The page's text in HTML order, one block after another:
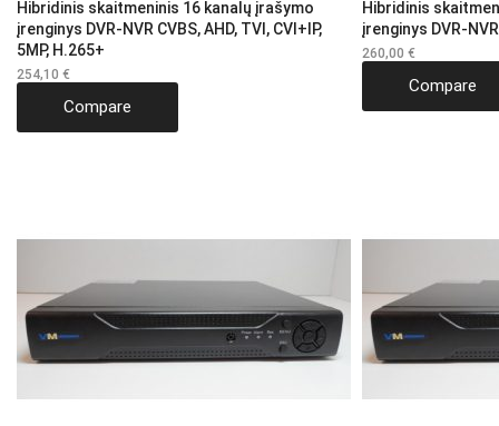
Hibridinis skaitmeninis 16 kanalų įrašymo
įrenginys DVR-NVR CVBS, AHD, TVI, CVI+IP,
5MP, H.265+
254,10 €
Compare
Hibridinis
įrenginys DVR-
260,00 €
Compare